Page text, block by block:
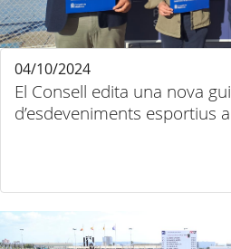
El Consell edita una nova
d’esdeveniments esportius
04/10/2024